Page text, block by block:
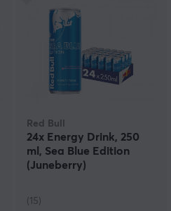
Red Bull
24x Energy Drink, 250
ml, Sea Blue Edition
(Juneberry)
(15)